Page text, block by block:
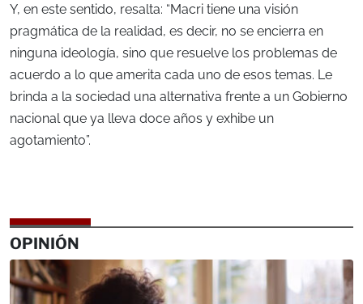
Y, en este sentido, resalta: “Macri tiene una visión
pragmática de la realidad, es decir, no se encierra en
ninguna ideología, sino que resuelve los problemas de
acuerdo a lo que amerita cada uno de esos temas. Le
brinda a la sociedad una alternativa frente a un Gobierno
nacional que ya lleva doce años y exhibe un
agotamiento”.
OPINIÓN